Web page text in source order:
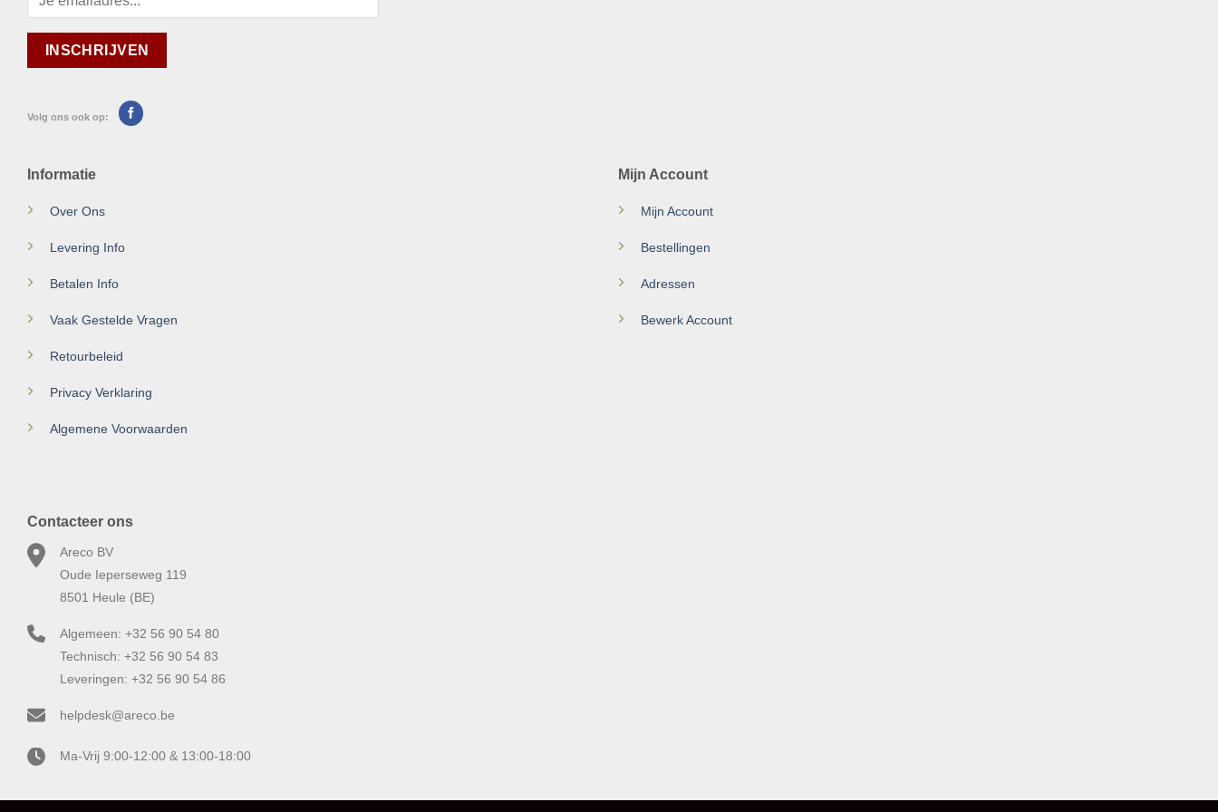
Volg ons ook op:
Informatie
Over Ons
Levering Info
Betalen Info
Vaak Gestelde Vragen
Retourbeleid
Privacy Verklaring
Algemene Voorwaarden
Mijn Account
Mijn Account
Bestellingen
Adressen
Bewerk Account
Contacteer ons
Areco BV
Oude Ieperseweg 119
8501 Heule (BE)
Algemeen: +32 56 90 54 80
Technisch: +32 56 90 54 83
Leveringen: +32 56 90 54 86
helpdesk@areco.be
Ma-Vrij 9:00-12:00 & 13:00-18:00